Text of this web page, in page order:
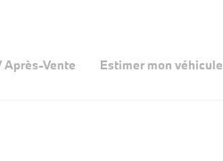
Après-Vente Estimer mon véhicule